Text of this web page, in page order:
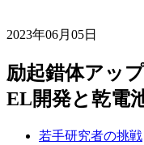
2023年06月05日
励起錯体アッ
EL開発と乾電
若手研究者の挑戦